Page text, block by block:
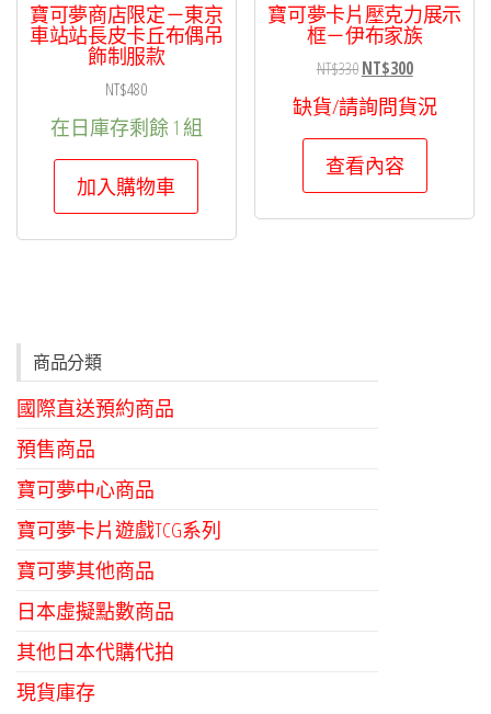
寶可夢商店限定－東京
車站站長皮卡丘布偶吊
飾制服款
NT$480
在日庫存剩餘 1 組
加入購物車
寶可夢卡片壓克力展示
框－伊布家族
NT$330 原
始
價
格：
NT$330。
NT$300目
前
價
格：
缺貨/請詢問貨況
查看內容
商品分類
國際直送預約商品
預售商品
寶可夢中心商品
寶可夢卡片遊戲TCG系列
寶可夢其他商品
日本虛擬點數商品
其他日本代購代拍
現貨庫存